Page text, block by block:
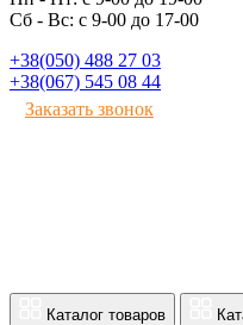
Сб - Вс: с 9-00 до 17-00
+38(050) 488 27 03
+38(067) 545 08 44
Заказать звонок
Каталог товаров